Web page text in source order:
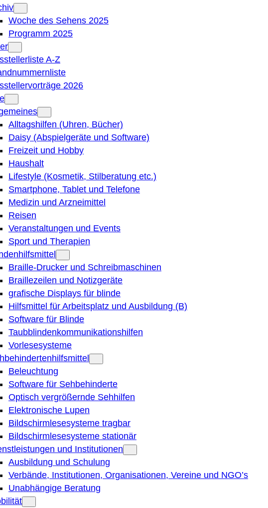
Woche des Sehens 2025
Programm 2025
A-Z
2026
Alltagshilfen (Uhren, Bücher)
Daisy (Abspielgeräte und Software)
Freizeit und Hobby
Haushalt
Lifestyle (Kosmetik, Stilberatung etc.)
Smartphone, Tablet und Telefone
Medizin und Arzneimittel
Reisen
Veranstaltungen und Events
Sport und Therapien
Braille-Drucker und Schreibmaschinen
Braillezeilen und Notizgeräte
grafische Displays für blinde
Hilfsmittel für Arbeitsplatz und Ausbildung (B)
Software für Blinde
Taubblindenkommunikationshilfen
Vorlesesysteme
Beleuchtung
Software für Sehbehinderte
Optisch vergrößernde Sehhilfen
Elektronische Lupen
Bildschirmlesesysteme tragbar
Bildschirmlesesysteme stationär
und Institutionen
Ausbildung und Schulung
Verbände, Institutionen, Organisationen, Vereine und NGO’s
Unabhängige Beratung